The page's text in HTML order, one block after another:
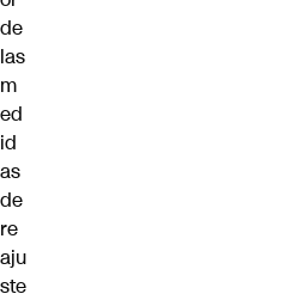
de
las
m
ed
id
as
de
re
aju
ste